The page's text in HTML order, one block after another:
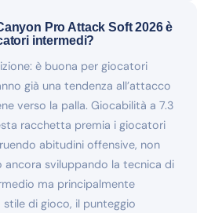
Pro Attack Soft 2026 è
intermedi?
è buona per giocatori
già una tendenza all’attacco
verso la palla. Giocabilità a 7.3
racchetta premia i giocatori
abitudini offensive, non
ancora sviluppando la tecnica di
ma principalmente
di gioco, il punteggio